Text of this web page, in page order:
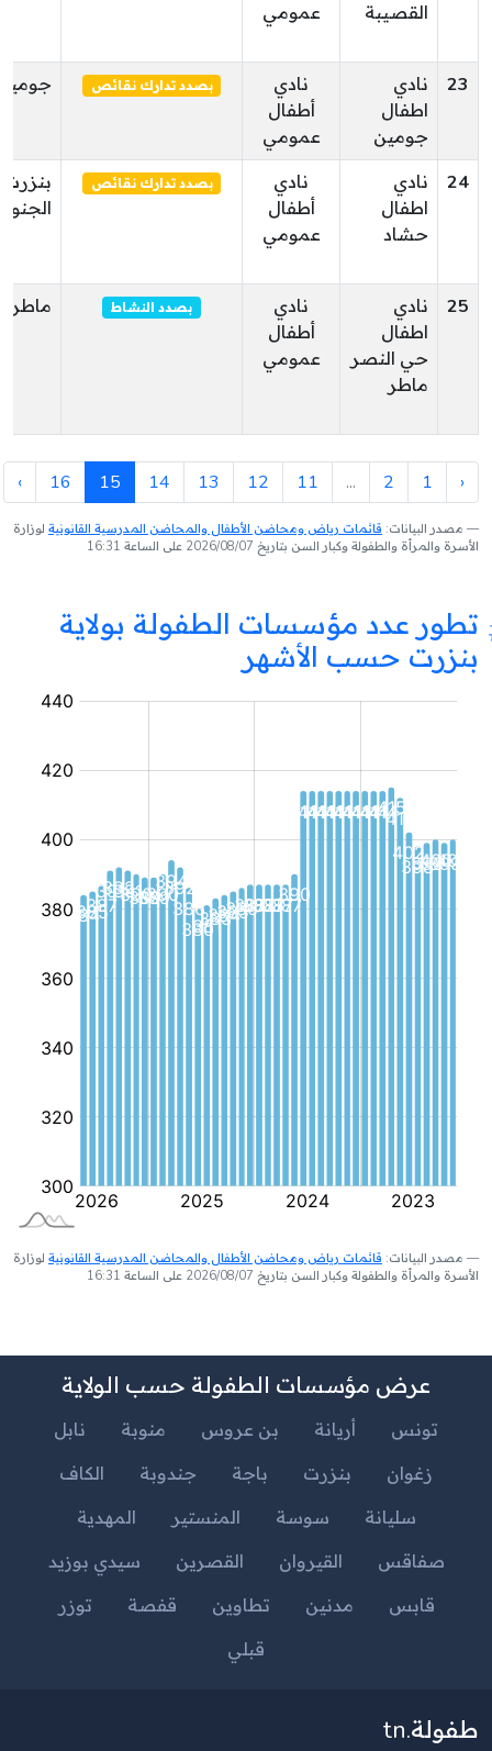
القصيبة
عمومي
23
نادي
اطفال
جومين
نادي
أطفال
عمومي
بصدد تدارك نقائص
24
نادي
اطفال
حشاد
نادي
أطفال
عمومي
بصدد تدارك نقائص
بنزرت
25
نادي
اطفال
حي النصر
ماطر
نادي
أطفال
عمومي
بصدد النشاط ماطر
‹
1
2
...
11
12
13
14
15
16
›
مصدر البيانات: قائمات رياض ومحاضن الأطفال والمحاضن المدرسية القانونية لوزارة
الأسرة والمرأة والطفولة وكبار السن بتاريخ 2026/08/07 على الساعة 16:31
تطور عدد مؤسسات الطفولة بولاية
بنزرت حسب الأشهر
مؤسسة
مصدر البيانات: قائمات رياض ومحاضن الأطفال والمحاضن المدرسية القانونية لوزارة
الأسرة والمرأة والطفولة وكبار السن بتاريخ 2026/08/07 على الساعة 16:31
عرض مؤسسات الطفولة حسب الولاية
تونس أريانة بن عروس منوبة
نابل
زغوان
بنزرت باجة جندوبة
الكاف
سليانة
سوسة المنستير
المهدية
صفاقس
القيروان القصرين
سيدي بوزيد
قابس
مدنين تطاوين قفصة
توزر
قبلي
طفولة.tn